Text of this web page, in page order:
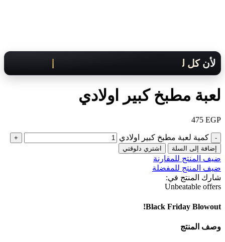
لأن كل لحظة مهمة .. هنوصلك بسرعة!
لعبة مطبخ كبير اولادي
475 EGP
كمية لعبة مطبخ كبير اولادي
إضافة إلى السلة اشتري دلوقتي
ضيف المنتج للمقارنة
ضيف المنتج للمفضلة
شارك المنتج في:
Unbeatable offers
Black Friday Blowout!
وصف المنتج